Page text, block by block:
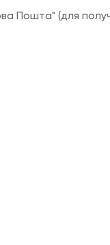
Пошта" (для